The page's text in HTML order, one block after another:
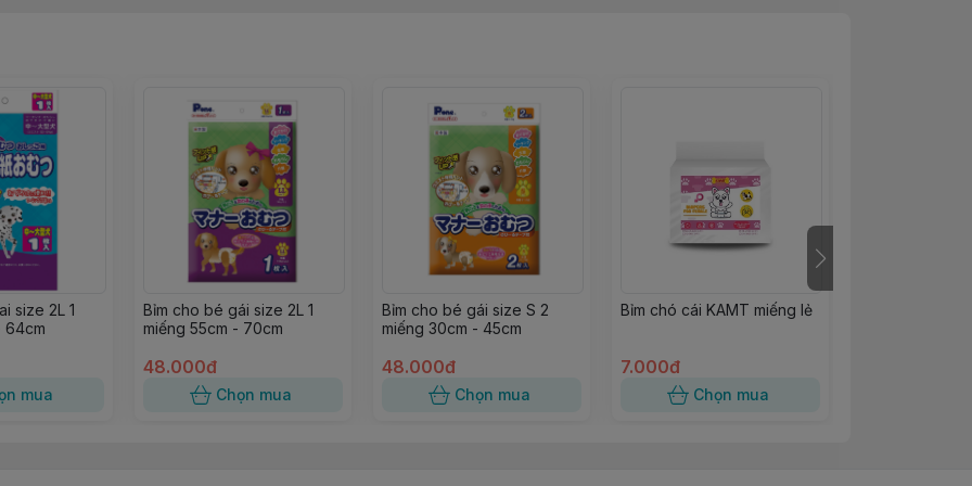
bịch 10 miếng
size 2L 1
64cm
mua
Bỉm cho bé gái size 2L 1
miếng 55cm - 70cm
48.000đ
Chọn mua
Bỉm cho bé gái size S 2
miếng 30cm - 45cm
48.000đ
Chọn mua
Bỉm chó cái KAMT miếng lẻ
7.000đ
Chọn mua